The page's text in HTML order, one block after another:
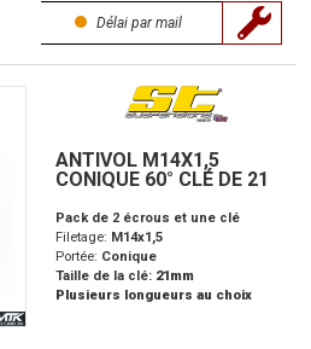
Délai par mail
ANTIVOL M14X1,5
CONIQUE 60° CLÉ DE 21
Pack de 2 écrous et une clé
Filetage: M14x1,5
Portée: Conique
Taille de la clé: 21mm
Plusieurs longueurs au choix